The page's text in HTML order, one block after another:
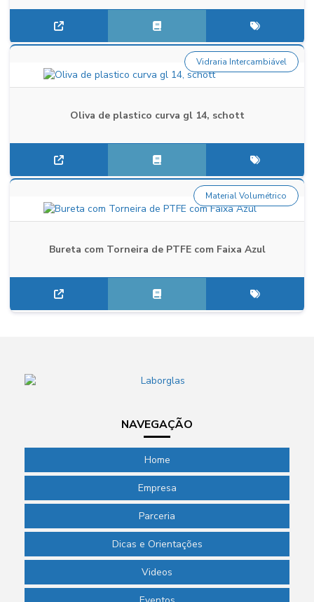
Oliva de plastico curva gl 14, schott
Vidraria Intercambiável
Bureta com Torneira de PTFE com Faixa Azul
Material Volumétrico
NAVEGAÇÃO
Home
Empresa
Parceria
Dicas e Orientações
Videos